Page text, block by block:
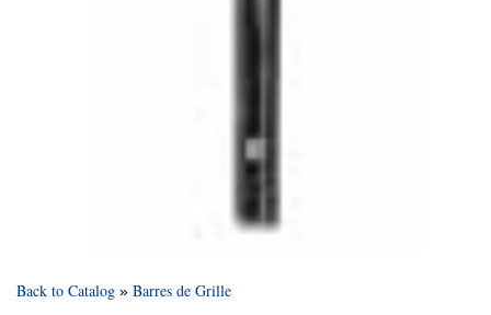
Back to Catalog Barres de Grille